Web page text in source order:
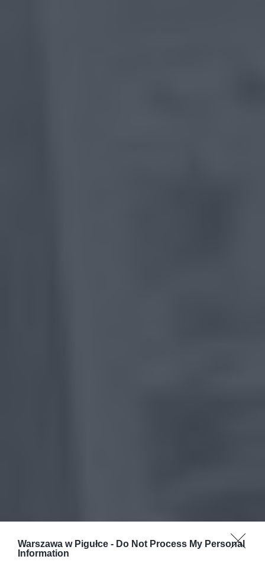
Warszawa w Pigułce - Do Not Process My Personal
Information